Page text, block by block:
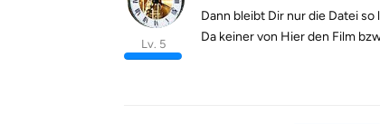
Lv. 5
Dann bleibt Dir nur die Datei
Da keiner von Hier den Film